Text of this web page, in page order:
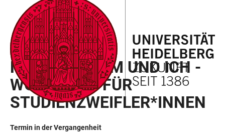
LINKS
ZUR
BARRIEREFREIHEIT
ZUM
HAUPTINHALT
HAUPTNAVIGATION
ÖFFNEN
WEBSEITENSUCHE
ÖFFNEN
STARK IM STUDIUM
MEIN STUDIUM UND ICH -
WORKSHOP FÜR
STUDIENZWEIFLER*INNEN
Termin in der Vergangenheit